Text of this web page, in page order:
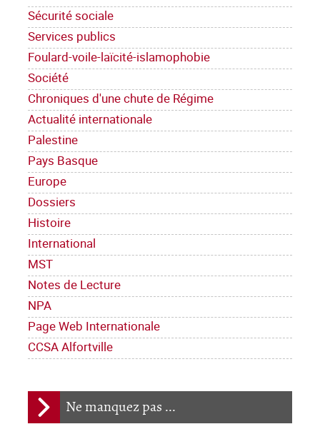
Sécurité sociale
Services publics
Foulard-voile-laïcité-islamophobie
Société
Chroniques d'une chute de Régime
Actualité internationale
Palestine
Pays Basque
Europe
Dossiers
Histoire
International
MST
Notes de Lecture
NPA
Page Web Internationale
CCSA Alfortville
Ne manquez pas ...